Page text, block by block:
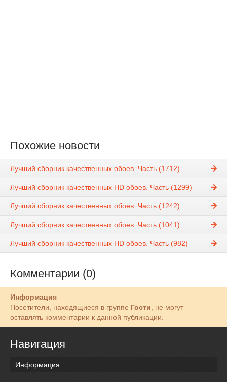
Похожие новости
Лучший сборник качественных обоев. Часть (1712)
Лучший сборник качественных HD обоев. Часть (1299)
Лучший сборник качественных обоев. Часть (1242)
Лучший сборник качественных обоев. Часть (1041)
Лучший сборник качественных HD обоев. Часть (982)
Комментарии (0)
Информация
Посетители, находящиеся в группе Гости , не могут
оставлять комментарии к данной публикации.
Навигация
Информация